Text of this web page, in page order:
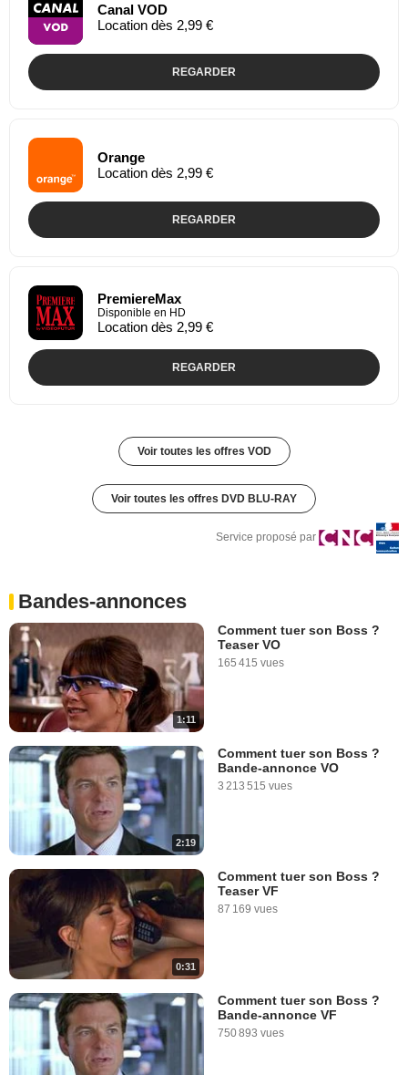
Canal VOD
Location dès 2,99 €
REGARDER
Orange
Location dès 2,99 €
REGARDER
PremiereMax
Disponible en HD
Location dès 2,99 €
REGARDER
Voir toutes les offres VOD
Voir toutes les offres DVD BLU-RAY
Service proposé par
Bandes-annonces
1:11
Comment tuer son Boss ?
Teaser VO
165 415 vues
2:19
Comment tuer son Boss ?
Bande-annonce VO
3 213 515 vues
0:31
Comment tuer son Boss ?
Teaser VF
87 169 vues
Comment tuer son Boss ?
Bande-annonce VF
750 893 vues